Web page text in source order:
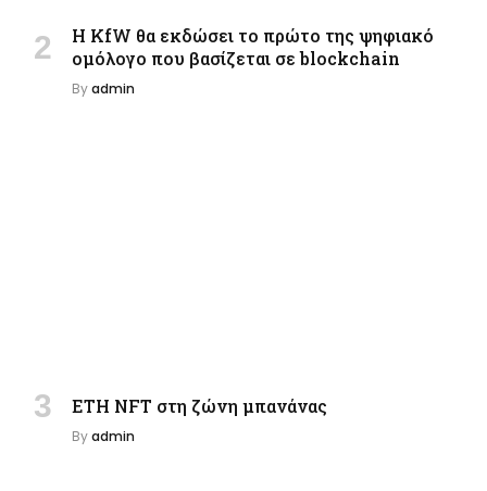
Η KfW θα εκδώσει το πρώτο της ψηφιακό
ομόλογο που βασίζεται σε blockchain
Byadmin
ETH NFT στη ζώνη μπανάνας
Byadmin